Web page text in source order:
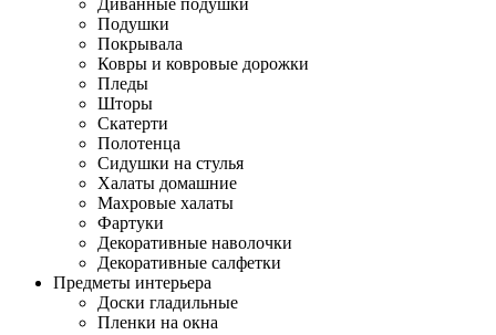
Диванные подушки
Подушки
Покрывала
Ковры и ковровые дорожки
Пледы
Шторы
Скатерти
Полотенца
Сидушки на стулья
Халаты домашние
Махровые халаты
Фартуки
Декоративные наволочки
Декоративные салфетки
Предметы интерьера
Доски гладильные
Пленки на окна